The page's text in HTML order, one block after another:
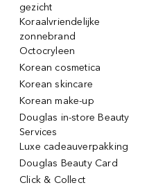
gezicht
Koraalvriendelijke
zonnebrand
Octocryleen
Korean cosmetica
Korean skincare
Korean make-up
Douglas in-store Beauty
Services
Luxe cadeauverpakking
Douglas Beauty Card
Click & Collect